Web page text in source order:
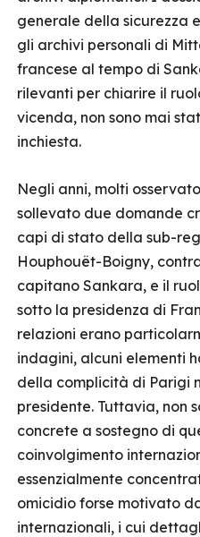
generale della sicurezza
gli archivi personali di
francese al tempo di
rilevanti per chiarire il
vicenda, non sono mai
inchiesta.
Negli anni, molti
sollevato due domande
capi di stato della sub-
Houphouët-Boigny,
capitano Sankara, e il
sotto la presidenza di
relazioni erano
indagini, alcuni elementi
della complicità di Parigi
presidente. Tuttavia, non
concrete a sostegno di
coinvolgimento
essenzialmente
omicidio forse motivato
internazionali, i cui